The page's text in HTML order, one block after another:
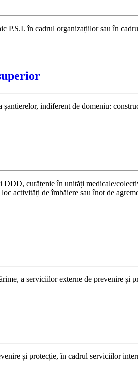
P.S.I. în cadrul organizațiilor sau în
indiferent de domeniu:
curățenie în unități medicale/
activități de îmbăiere sau înot de
a serviciilor externe de prevenire și
și protecție, în cadrul serviciilor